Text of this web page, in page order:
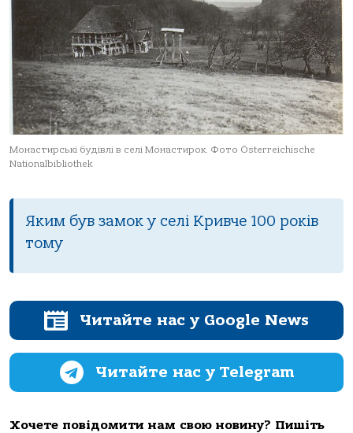
Монастирські будівлі в селі Монастирок. Фото Österreichische
Nationalbibliothek
Яким був замок у селі Кривче 100 років
тому
Читайте нас у Google News
Читайте нас у Telegram
Хочете повідомити нам свою новину? Пишіть